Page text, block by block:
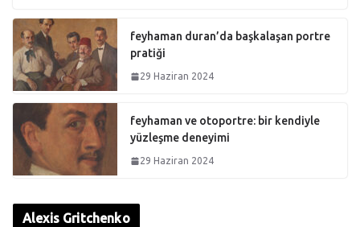
feyhaman duran’da başkalaşan portre
pratiği
29 Haziran 2024
feyhaman ve otoportre: bir kendiyle
yüzleşme deneyimi
29 Haziran 2024
Alexis Gritchenko